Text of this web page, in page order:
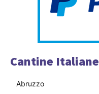
Cantine Italiane
Abruzzo